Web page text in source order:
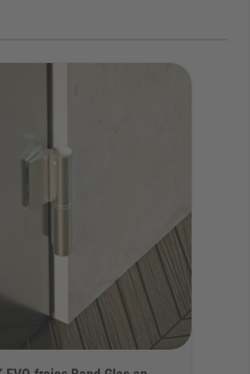
Elemente des Karussells ist mit der